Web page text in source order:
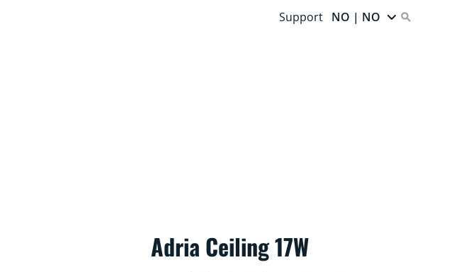
Support NO | NO
Adria Ceiling 17W